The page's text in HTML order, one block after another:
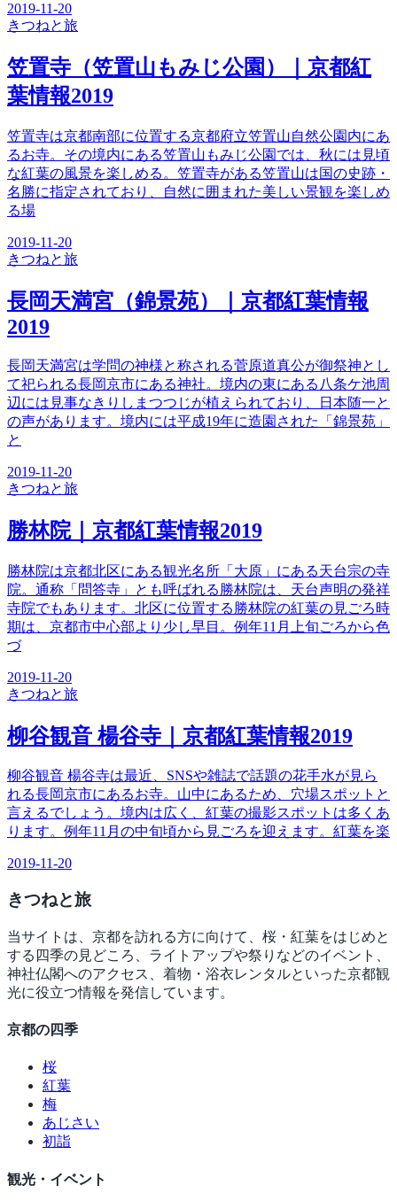
2019-11-20
きつねと旅
笠置寺（笠置山もみじ公園）｜京都紅
葉情報2019
笠置寺は京都南部に位置する京都府立笠置山自然公園内にあ
るお寺。その境内にある笠置山もみじ公園では、秋には見頃
な紅葉の風景を楽しめる。笠置寺がある笠置山は国の史跡・
名勝に指定されており、自然に囲まれた美しい景観を楽しめ
る場
2019-11-20
きつねと旅
長岡天満宮（錦景苑）｜京都紅葉情報
2019
長岡天満宮は学問の神様と称される菅原道真公が御祭神とし
て祀られる長岡京市にある神社。境内の東にある八条ケ池周
辺には見事なきりしまつつじが植えられており、日本随一と
の声があります。境内には平成19年に造園された「錦景苑」
と
2019-11-20
きつねと旅
勝林院｜京都紅葉情報2019
勝林院は京都北区にある観光名所「大原」にある天台宗の寺
院。通称「問答寺」とも呼ばれる勝林院は、天台声明の発祥
寺院でもあります。北区に位置する勝林院の紅葉の見ごろ時
期は、京都市中心部より少し早目。例年11月上旬ごろから色
づ
2019-11-20
きつねと旅
柳谷観音 楊谷寺｜京都紅葉情報2019
柳谷観音 楊谷寺は最近、SNSや雑誌で話題の花手水が見ら
れる長岡京市にあるお寺。山中にあるため、穴場スポットと
言えるでしょう。境内は広く、紅葉の撮影スポットは多くあ
ります。例年11月の中旬頃から見ごろを迎えます。紅葉を楽
2019-11-20
きつねと旅
当サイトは、京都を訪れる方に向けて、桜・紅葉をはじめと
する四季の見どころ、ライトアップや祭りなどのイベント、
神社仏閣へのアクセス、着物・浴衣レンタルといった京都観
光に役立つ情報を発信しています。
京都の四季
桜
紅葉
梅
あじさい
初詣
観光・イベント